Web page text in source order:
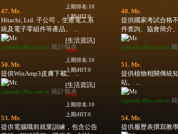
上期排名:10
上期iHIT:0
47. Mr.
Hitachi, Ltd. 子公司，生產電工系
統及電子零組件等產品。 ...
[生活資訊]
1 Hit
上期排名:10
上期iHIT:0
ryphadjc.88u.com.tw 統計報表
48. Mr.
提供國家考試合格
件查詢、協會簡介
ryphadjc.88u.com.tw
50. Mr.
提供WinAmp3皮膚下載。 ...
[生活資訊]
1 Hit
上期排名:10
上期iHIT:0
ryphadjc.88u.com.tw 統計報表
51. Mr.
提供植物相關傳統
站。 ...
ryphadjc.88u.com.tw
53. Mr.
提供電腦職前就業訓練，包含公告
54. Mr.
提供履歷表撰寫教